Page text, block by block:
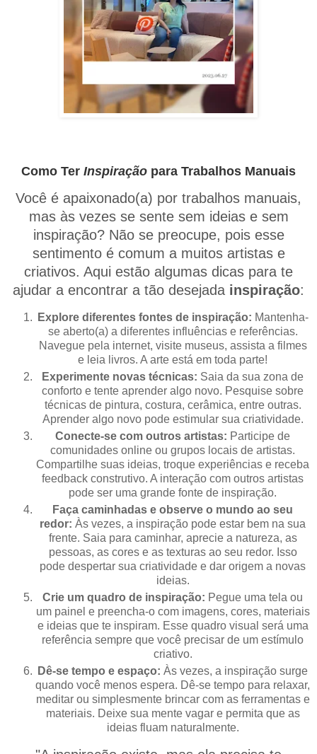
Como Ter Inspiração para Trabalhos Manuais
Você é apaixonado(a) por trabalhos manuais,
mas às vezes se sente sem ideias e sem
inspiração? Não se preocupe, pois esse
sentimento é comum a muitos artistas e
criativos. Aqui estão algumas dicas para te
ajudar a encontrar a tão desejada inspiração:
Explore diferentes fontes de inspiração: Mantenha-
se aberto(a) a diferentes influências e referências.
Navegue pela internet, visite museus, assista a filmes
e leia livros. A arte está em toda parte!
Experimente novas técnicas: Saia da sua zona de
conforto e tente aprender algo novo. Pesquise sobre
técnicas de pintura, costura, cerâmica, entre outras.
Aprender algo novo pode estimular sua criatividade.
Conecte-se com outros artistas: Participe de
comunidades online ou grupos locais de artistas.
Compartilhe suas ideias, troque experiências e receba
feedback construtivo. A interação com outros artistas
pode ser uma grande fonte de inspiração.
Faça caminhadas e observe o mundo ao seu
redor: Às vezes, a inspiração pode estar bem na sua
frente. Saia para caminhar, aprecie a natureza, as
pessoas, as cores e as texturas ao seu redor. Isso
pode despertar sua criatividade e dar origem a novas
ideias.
Crie um quadro de inspiração: Pegue uma tela ou
um painel e preencha-o com imagens, cores, materiais
e ideias que te inspiram. Esse quadro visual será uma
referência sempre que você precisar de um estímulo
criativo.
Dê-se tempo e espaço: Às vezes, a inspiração surge
quando você menos espera. Dê-se tempo para relaxar,
meditar ou simplesmente brincar com as ferramentas e
materiais. Deixe sua mente vagar e permita que as
ideias fluam naturalmente.